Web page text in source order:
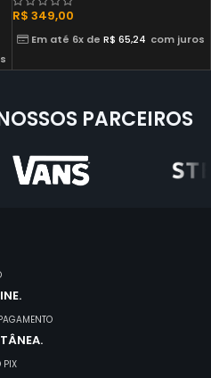
R$ 349,00
Em até 6x deR$ 65,24 com juros
PARCEIROS
PIX